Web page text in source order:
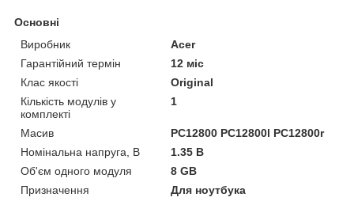
Основні
Виробник
Acer
Гарантійний термін
12 міс
Клас якості
Original
Кількість модулів у
комплекті
1
Масив
PC12800 PC12800l PC12800r
Номінальна напруга, В
1.35 В
Об'єм одного модуля
8 GB
Призначення
Для ноутбука